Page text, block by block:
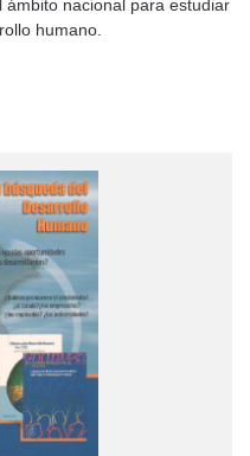
nacional para estudiar
humano.